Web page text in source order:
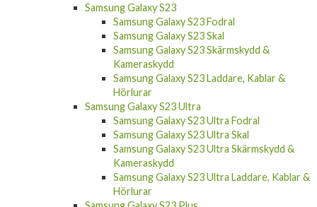
Samsung Galaxy S23
Samsung Galaxy S23 Fodral
Samsung Galaxy S23 Skal
Samsung Galaxy S23 Skärmskydd &
Kameraskydd
Samsung Galaxy S23 Laddare, Kablar &
Hörlurar
Samsung Galaxy S23 Ultra
Samsung Galaxy S23 Ultra Fodral
Samsung Galaxy S23 Ultra Skal
Samsung Galaxy S23 Ultra Skärmskydd &
Kameraskydd
Samsung Galaxy S23 Ultra Laddare, Kablar &
Hörlurar